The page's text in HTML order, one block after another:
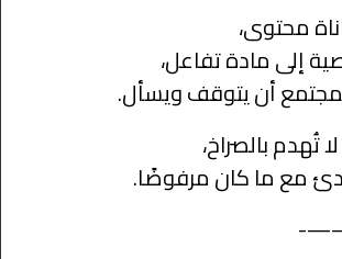
محتوى،
إلى مادة تفاعل،
أن يتوقف ويسأل.
تُهدم بالصراخ،
مع ما كان مرفوضًا.